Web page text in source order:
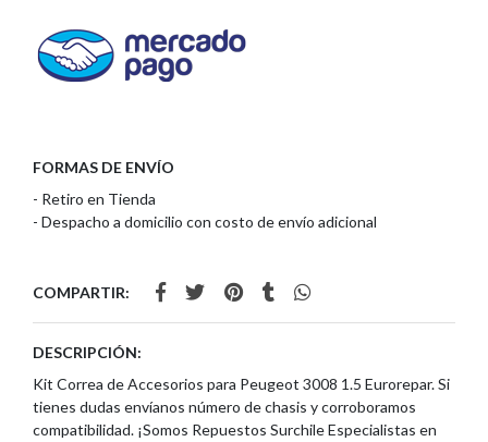
FORMAS DE ENVÍO
- Retiro en Tienda
- Despacho a domicilio con costo de envío adicional
COMPARTIR:
DESCRIPCIÓN:
Kit Correa de Accesorios para Peugeot 3008 1.5 Eurorepar. Si
tienes dudas envíanos número de chasis y corroboramos
compatibilidad. ¡Somos Repuestos Surchile Especialistas en